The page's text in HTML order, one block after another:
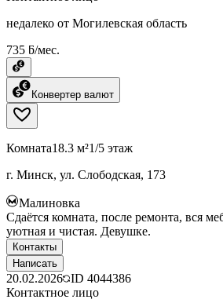
недалеко от Могилевская область
735 ƃ/мес.
Конвертер валют
Комната18.3 м²1/5 этаж
г. Минск, ул. Слободская, 173
Малиновка
Сдаётся комната, после ремонта, вся
уютная и чистая. Девушке.
Контакты
Написать
20.02.2026 ID 4044386
Контактное лицо